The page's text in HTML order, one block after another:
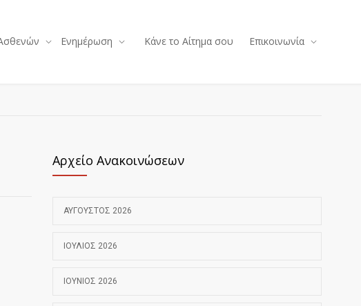
Ενημέρωση Κάνε το Αίτημα σου Επικοινωνία
Αρχείο Ανακοινώσεων
ΑΎΓΟΥΣΤΟΣ 2026
ΙΟΎΛΙΟΣ 2026
ΙΟΎΝΙΟΣ 2026